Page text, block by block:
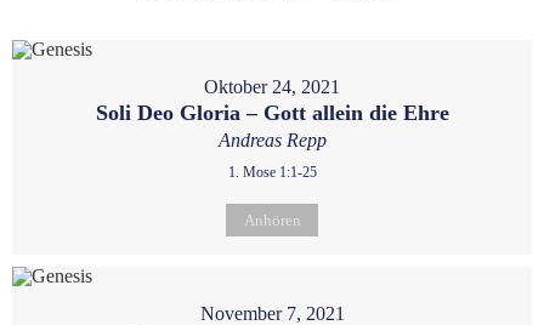
Oktober 24, 2021
Soli Deo Gloria – Gott allein die Ehre
Andreas Repp
1. Mose 1:1-25
Anhören
November 7, 2021